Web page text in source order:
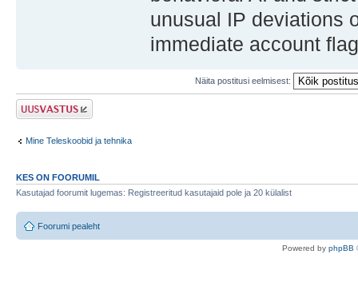
unusual IP deviations
immediate account
Näita postitusi eelmisest:
Postita vastus
Mine Teleskoobid ja tehnika
KES ON FOORUMIL
Kasutajad foorumit lugemas: Registreeritud kasutajaid pole ja 20 külalist
Foorumi pealeht
Powered by phpBB